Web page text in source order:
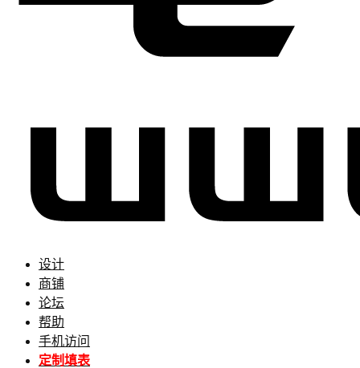
设计
商铺
论坛
帮助
手机访问
定制填表